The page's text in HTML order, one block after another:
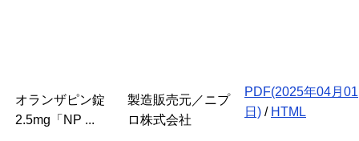
オランザピン錠
2.5mg「NP ...
製造販売元／ニプ
ロ株式会社
PDF(2025年04月01
日) / HTML